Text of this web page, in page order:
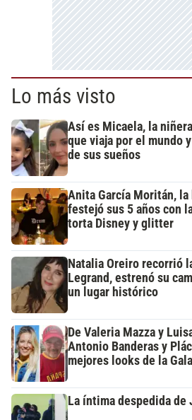
Lo más visto
Así es Micaela, la
que viaja por el mundo
de sus sueños
Anita García Moritán, la
festejó sus 5 años con
torta Disney y glitter
Natalia Oreiro recorrió
Legrand, estrenó su
un lugar histórico
De Valeria Mazza y
Antonio Banderas y
mejores looks de la
La íntima despedida de